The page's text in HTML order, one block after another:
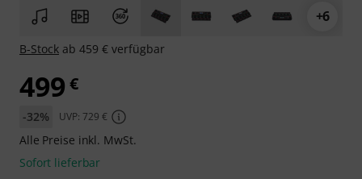
+6
B-Stock ab 459 € verfügbar
499 €
-32% UVP: 729 €
Alle Preise inkl. MwSt.
Sofort lieferbar